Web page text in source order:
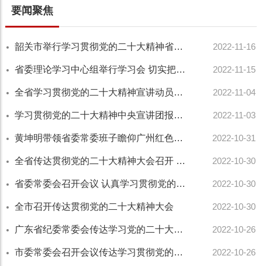
要闻聚焦
韶关市举行学习贯彻党的二十大精神省委宣讲团报告会暨全市县处级主要领导干部学习贯彻党的二... 2022-11-16
省委理论学习中心组举行学习会 切实把思想和行动统一到党的二十大精神上来 以实际行动体现学... 2022-11-15
全省学习贯彻党的二十大精神宣讲动员会在广州召开 2022-11-04
学习贯彻党的二十大精神中央宣讲团报告会暨全省市厅级主要领导干部学习贯彻党的二十大精神专... 2022-11-03
黄坤明带领省委常委班子瞻仰广州红色革命遗址 2022-10-31
全省传达贯彻党的二十大精神大会召开 在全面学习全面把握全面落实上下功夫 把党的二十大作出... 2022-10-30
省委常委会召开会议 认真学习贯彻党的二十大精神和习近平总书记在中央政治局会议、中央政治局... 2022-10-30
全市召开传达贯彻党的二十大精神大会 2022-10-30
广东省纪委常委会传达学习党的二十大精神 2022-10-26
市委常委会召开会议传达学习贯彻党的二十大精神和党的二十届一中全会精神 2022-10-26